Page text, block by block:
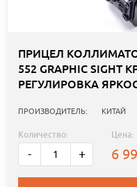
ПРИЦЕЛ
552 GRAPHIC
РЕГУЛИРОВКА
ПРОИЗВОДИТЕЛЬ: КИТАЙ
Количество:
- +
Цена:
6